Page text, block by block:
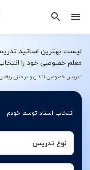
لیست بهترین اساتید
معلم خصوصی خود را
تدریس خصوصی آنلاین و در منزل
انتخاب استاد توسط خودم:
نوع تدریس